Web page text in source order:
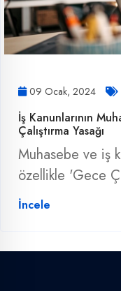
09 Ocak, 2024
İş Kanunlarının
Çalıştırma Yasağı
Muhasebe ve iş
özellikle 'Gece
İncele